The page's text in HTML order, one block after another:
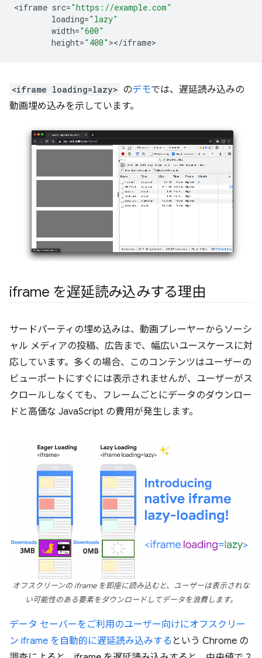
<iframe src="https://example.com"
loading="lazy"
width="600"
height="400" ></iframe
<iframe loading=lazy> のデモでは、遅延読み込みの
動画埋め込みを示しています。
iframe を遅延読み込みする理由
サードパーティの埋め込みは、動画プレーヤーからソーシ
ャル メディアの投稿、広告まで、幅広いユースケースに対
応しています。多くの場合、このコンテンツはユーザーの
ビューポートにすぐには表示されませんが、ユーザーがス
クロールしなくても、フレームごとにデータのダウンロー
ドと高価な JavaScript の費用が発生します。
オフスクリーンの iframe を即座に読み込むと、ユーザーは表示されな
い可能性のある要素をダウンロードしてデータを浪費します。
データ セーバーをご利用のユーザー向けにオフスクリー
ン iframe を自動的に遅延読み込みする という Chrome の